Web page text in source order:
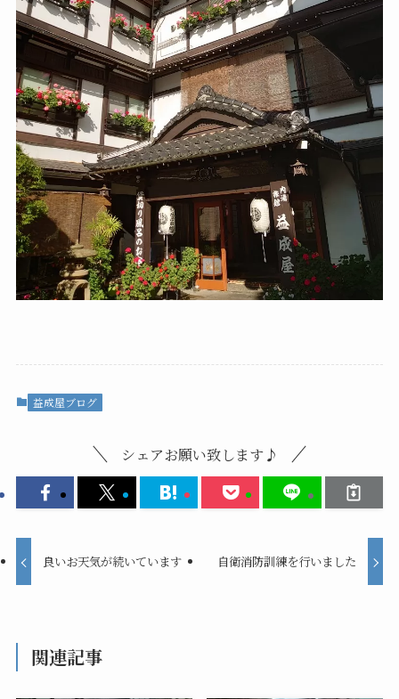
益成屋ブログ
シェアお願い致します♪
良いお天気が続いています 自衛消防訓練を行いました
関連記事